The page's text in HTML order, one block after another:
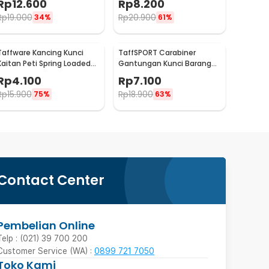
12.600
19.000 34%
Rp8.200
Rp20.900 61%
Kancing Kunci
Peti Spring Loaded
Lock Stainless Steel M -
4.100
15.900 75%
TaffSPORT Carabiner
Gantungan Kunci Barang
Stainless Steel Snap Hook -
AT32
Rp7.100
Rp18.900 63%
Center
Online
: (021) 39 700 200
Service (WA) : 0899 721 7050
Kami